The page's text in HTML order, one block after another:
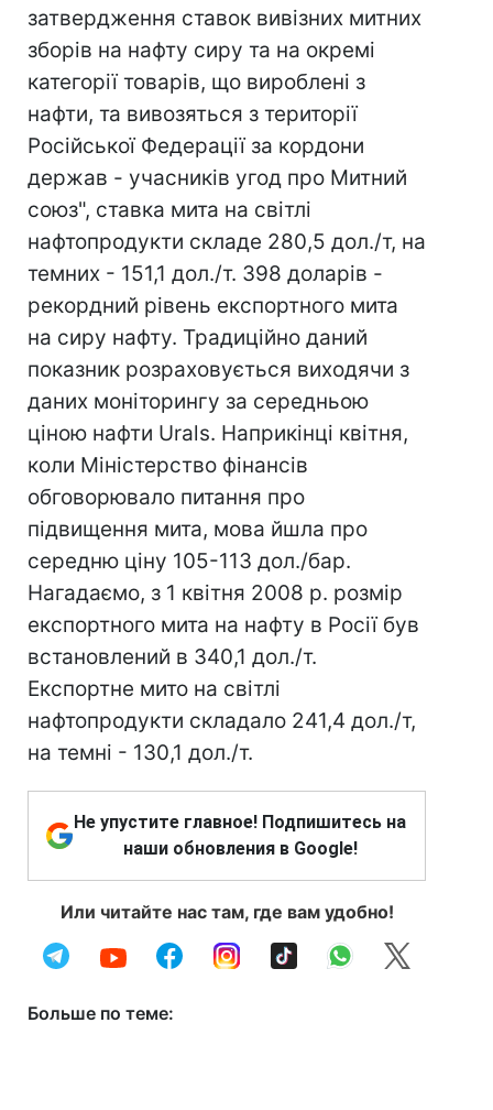
затвердження ставок вивізних митних
зборів на нафту сиру та на окремі
категорії товарів, що вироблені з
нафти, та вивозяться з території
Російської Федерації за кордони
держав - учасників угод про Митний
союз", ставка мита на світлі
нафтопродукти складе 280,5 дол./т, на
темних - 151,1 дол./т. 398 доларів -
рекордний рівень експортного мита
на сиру нафту. Традиційно даний
показник розраховується виходячи з
даних моніторингу за середньою
ціною нафти Urals. Наприкінці квітня,
коли Міністерство фінансів
обговорювало питання про
підвищення мита, мова йшла про
середню ціну 105-113 дол./бар.
Нагадаємо, з 1 квітня 2008 р. розмір
експортного мита на нафту в Росії був
встановлений в 340,1 дол./т.
Експортне мито на світлі
нафтопродукти складало 241,4 дол./т,
на темні - 130,1 дол./т.
Не упустите главное! Подпишитесь на
наши обновления в Google!
Или читайте нас там, где вам удобно!
Больше по теме: